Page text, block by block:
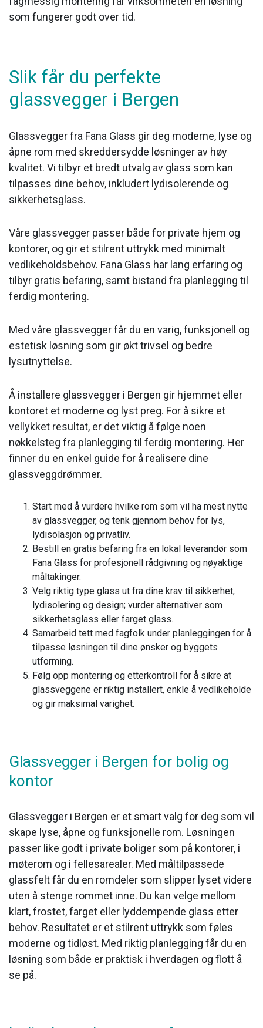
som fungerer godt over tid.
Slik får du perfekte
glassvegger i Bergen
Glassvegger fra Fana Glass gir deg moderne, lyse og
åpne rom med skreddersydde løsninger av høy
kvalitet. Vi tilbyr et bredt utvalg av glass som kan
tilpasses dine behov, inkludert lydisolerende og
sikkerhetsglass.
Våre glassvegger passer både for private hjem og
kontorer, og gir et stilrent uttrykk med minimalt
vedlikeholdsbehov. Fana Glass har lang erfaring og
tilbyr gratis befaring, samt bistand fra planlegging til
ferdig montering.
Med våre glassvegger får du en varig, funksjonell og
estetisk løsning som gir økt trivsel og bedre
lysutnyttelse.
Å installere glassvegger i Bergen gir hjemmet eller
kontoret et moderne og lyst preg. For å sikre et
vellykket resultat, er det viktig å følge noen
nøkkelsteg fra planlegging til ferdig montering. Her
finner du en enkel guide for å realisere dine
glassveggdrømmer.
Start med å vurdere hvilke rom som vil ha mest nytte
av glassvegger, og tenk gjennom behov for lys,
lydisolasjon og privatliv.
Bestill en gratis befaring fra en lokal leverandør som
Fana Glass for profesjonell rådgivning og nøyaktige
måltakinger.
Velg riktig type glass ut fra dine krav til sikkerhet,
lydisolering og design; vurder alternativer som
sikkerhetsglass eller farget glass.
Samarbeid tett med fagfolk under planleggingen for å
tilpasse løsningen til dine ønsker og byggets
utforming.
Følg opp montering og etterkontroll for å sikre at
glassveggene er riktig installert, enkle å vedlikeholde
og gir maksimal varighet.
Glassvegger i Bergen for bolig og
kontor
Glassvegger i Bergen er et smart valg for deg som vil
skape lyse, åpne og funksjonelle rom. Løsningen
passer like godt i private boliger som på kontorer, i
møterom og i fellesarealer. Med måltilpassede
glassfelt får du en romdeler som slipper lyset videre
uten å stenge rommet inne. Du kan velge mellom
klart, frostet, farget eller lyddempende glass etter
behov. Resultatet er et stilrent uttrykk som føles
moderne og tidløst. Med riktig planlegging får du en
løsning som både er praktisk i hverdagen og flott å
se på.